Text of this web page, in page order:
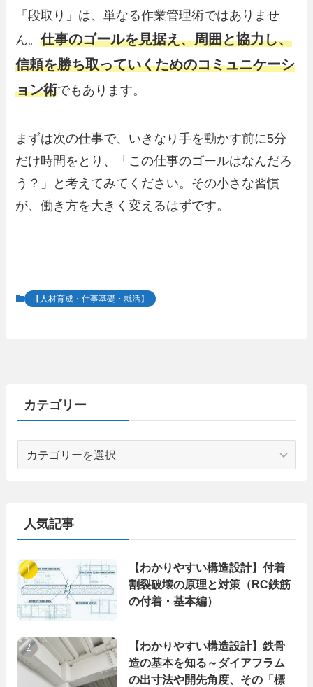
「段取り」は、単なる作業管理術ではありませ
ん。仕事のゴールを見据え、周囲と協力し、
信頼を勝ち取っていくためのコミュニケーシ
ョン術でもあります。
まずは次の仕事で、いきなり手を動かす前に5分
だけ時間をとり、「この仕事のゴールはなんだろ
う？」と考えてみてください。その小さな習慣
が、働き方を大きく変えるはずです。
【人材育成・仕事基礎・就活】
カテゴリー
人気記事
【わかりやすい構造設計】付着
割裂破壊の原理と対策（RC鉄筋
の付着・基本編）
【わかりやすい構造設計】鉄骨
造の基本を知る～ダイアフラム
の出寸法や開先角度、その「標